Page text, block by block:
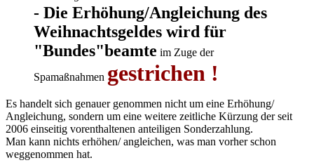
- Die Erhöhung/Angleichung des
Weihnachtsgeldes wird für
"Bundes"beamte im Zuge der
Spamaßnahmen gestrichen !
Es handelt sich genauer genommen nicht um eine Erhöhung/
Angleichung, sondern um eine weitere zeitliche Kürzung der seit
2006 einseitig vorenthaltenen anteiligen Sonderzahlung.
Man kann nichts erhöhen/ angleichen, was man vorher schon
weggenommen hat.